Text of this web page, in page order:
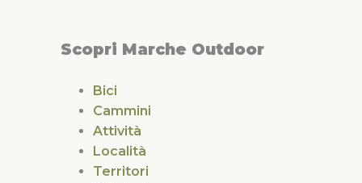
Scopri Marche Outdoor
Bici
Cammini
Attività
Località
Territori